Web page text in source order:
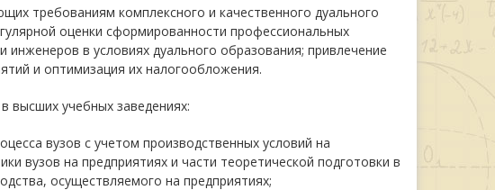
требованиям комплексного и качественного дуального
оценки сформированности профессиональных
в условиях дуального образования; привлечение
и оптимизация их налогообложения.
высших учебных заведениях:
вузов с учетом производственных условий на
вузов на предприятиях и части теоретической подготовки в
осуществляемого на предприятиях;